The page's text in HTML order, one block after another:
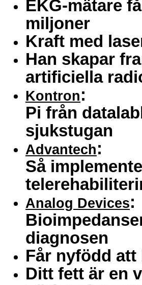
EKG-mätare
miljoner
Kraft med
Han skapar
artificiella
Kontron:
Pi från
sjukstugan
Advantech:
Så
Analog Devices:
diagnosen
Får nyfödd att
Ditt fett är en